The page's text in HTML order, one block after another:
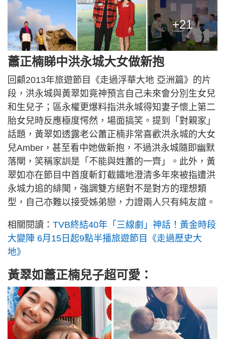
+21
蕭正楠睇中洪永城大女做新抱
回顧2013年旅遊節目《走過浮華大地 亞洲篇》的片
段，洪永城與黃翠如竟神預言自己未來會分別生女兒
和生兒子；區永權更爆料指洪永城得知妻子懷上第二
胎女兒時反應極度愕然，場面搞笑。提到「對親家」
話題，黃翠如透露老公蕭正楠非常喜歡洪永城的大女
兒Amber，甚至看中她做新抱，不過洪永城隨即幽默
落閘，笑稱家訓是「不能與姓蕭的一齊」。此外，黃
翠如亦在節目中首度斬釘截鐵地澄清多年來被指遭洪
永城力追的緋聞，強調雙方絕對不是對方的理想類
型，自己亦難以接受姊弟戀，力證兩人只有純友誼。
相關閱讀： TVB終結40年「三線劇」神話！黃金時段
大變陣 6月15日起9點半播旅遊節目《走過歷史大
地》
黃翠如蕭正楠兒子超可愛：